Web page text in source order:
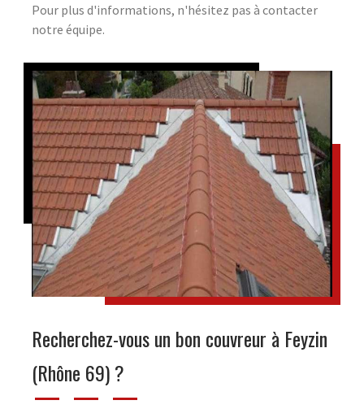
Pour plus d'informations, n'hésitez pas à contacter
notre équipe.
Recherchez-vous un bon couvreur à Feyzin
(Rhône 69) ?